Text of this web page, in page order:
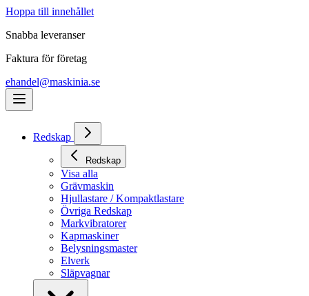
Hoppa till innehållet
Snabba leveranser
Faktura för företag
ehandel@maskinia.se
Redskap
Redskap
Visa alla
Grävmaskin
Hjullastare / Kompaktlastare
Övriga Redskap
Markvibratorer
Kapmaskiner
Belysningsmaster
Elverk
Släpvagnar